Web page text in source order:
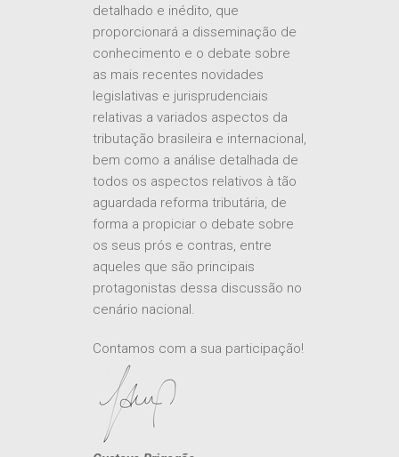
De fato, preparamos um programa
detalhado e inédito, que
proporcionará a disseminação de
conhecimento e o debate sobre
as mais recentes novidades
legislativas e jurisprudenciais
relativas a variados aspectos da
tributação brasileira e internacional,
bem como a análise detalhada de
todos os aspectos relativos à tão
aguardada reforma tributária, de
forma a propiciar o debate sobre
os seus prós e contras, entre
aqueles que são principais
protagonistas dessa discussão no
Contamos com a sua participação!